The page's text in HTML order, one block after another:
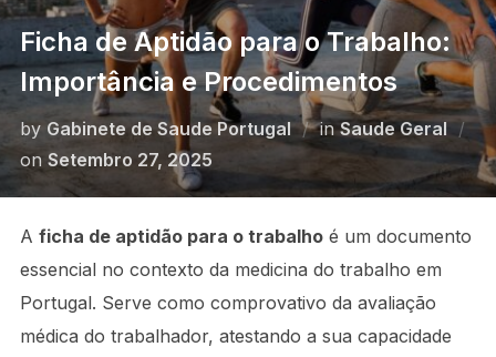
Ficha de Aptidão para o Trabalho:
Importância e Procedimentos
by Gabinete de Saude Portugal inSaude Geral
on Posted
on
Setembro 27, 2025
A ficha de aptidão para o trabalhoé um documento
essencial no contexto da medicina do trabalho em
Portugal. Serve como comprovativo da avaliação
médica do trabalhador, atestando a sua capacidade